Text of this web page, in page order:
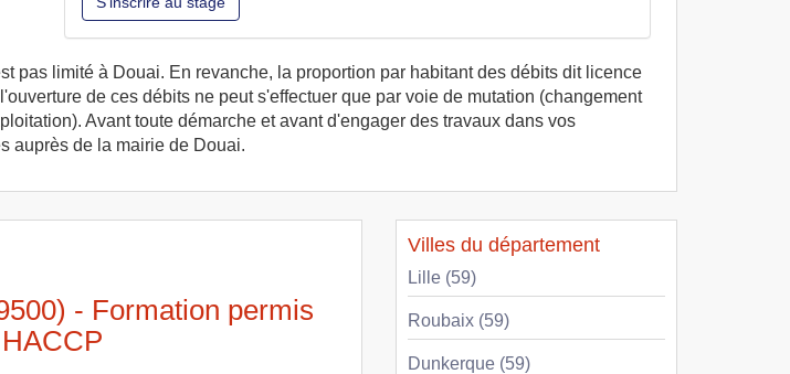
pas limité à Douai. En revanche, la proportion par habitant des débits dit licence
de ces débits ne peut s'effectuer que par voie de mutation (changement
Avant toute démarche et avant d'engager des travaux dans vos
auprès de la mairie de Douai.
- Formation permis
Villes du département
Lille (59)
Roubaix (59)
Dunkerque (59)